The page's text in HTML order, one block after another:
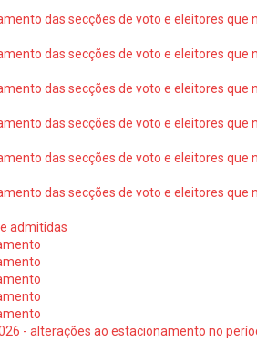
das secções de voto e eleitores que
das secções de voto e eleitores que
das secções de voto e eleitores que
das secções de voto e eleitores que
das secções de voto e eleitores que
das secções de voto e eleitores que
admitidas
- alterações ao estacionamento no